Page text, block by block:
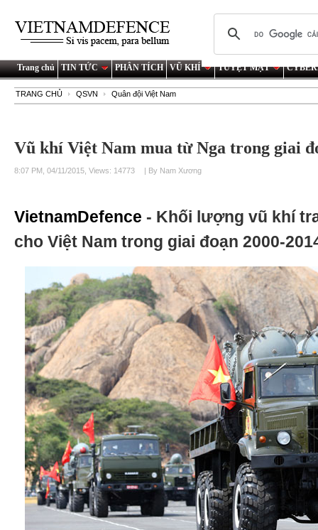
Trang chủ TIN TỨC PHÂN TÍCH VŨ KHÍ TUYỆT MẬT
TRANG CHỦ QSVN Quân đội Việt Nam
Vũ khí Việt Nam mua từ Nga trong giai
8:07 PM, 04/11/2015, Views: 14773 | By Nam Xương
VietnamDefence - Khối lượng vũ khí
cho Việt Nam trong giai đoạn 2000-